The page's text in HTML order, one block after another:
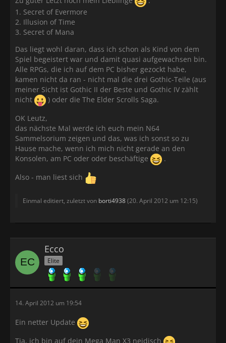
1. Secret of Evermore
2. Illusion of Time
3. Secret of Mana
Das liegt wohl daran, dass ich schon als Kind von dem
Spiel begeistert war und damit quasi aufgewachsen bin.
Alle RPGs, die ich auf dem PC bisher gezockt habe,
kamen nicht da ran - nicht mal die drei Gothic-Teile (aus
meiner Sicht ist Gothic II der Beste und Gothic IV zählt
nicht
) oder die The Elder Scrolls Saga.
OK Leutz,
das nächste Mal werde ich euch mein N64
Sammelsorium zeigen und das, was ich sonst so zu
Hause mache, wenn ich mich nicht gerade an den
Konsolen, am PC oder oder beschäftige
.
Also - man liest sich
Einmal editiert, zuletzt von borti4938(20. April 2012 um 12:15)
Ecco
Elite
14. April 2012 um 19:54
Ein netter Update
Tja, ich bin auf dein Mega Man X3 neidisch